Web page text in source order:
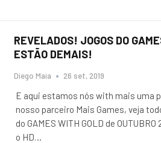
REVELADOS! JOGOS DO
ESTÃO DEMAIS!
Diego Maia 26 set, 2019
E aqui estamos nós with mais uma
nosso parceiro Mais Games, veja
do GAMES WITH GOLD de
o HD…